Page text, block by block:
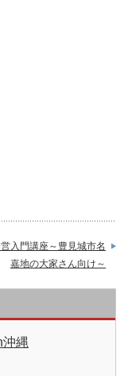
入門講座～豊見城市名
嘉地の大家さん向け～
沖縄